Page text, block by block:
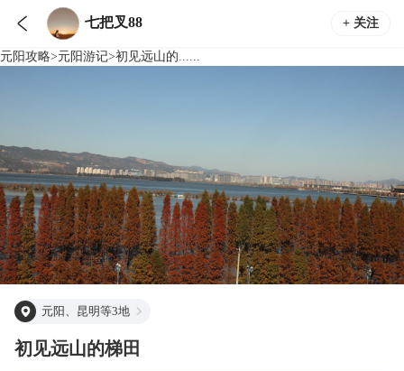
 七把叉88 + 关注
元阳攻略>元阳游记>初见远山的......
元阳、昆明等3地
初见远山的梯田